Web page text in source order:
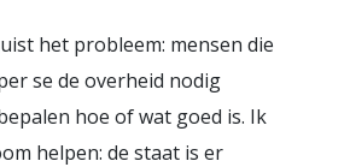
het probleem: mensen die
se de overheid nodig
hoe of wat goed is. Ik
helpen: de staat is er